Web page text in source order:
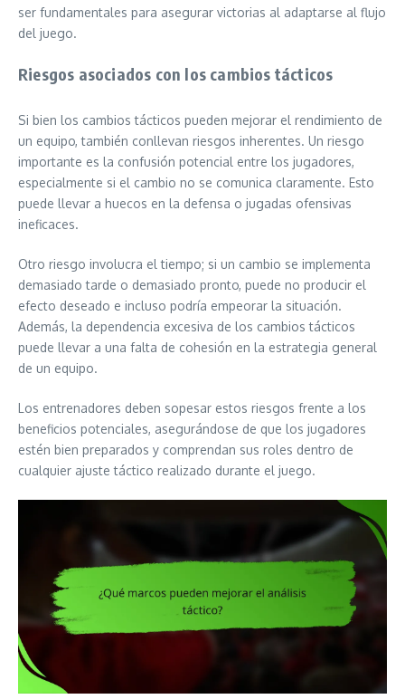
ser fundamentales para asegurar victorias al adaptarse al flujo
del juego.
Riesgos asociados con los cambios tácticos
Si bien los cambios tácticos pueden mejorar el rendimiento de
un equipo, también conllevan riesgos inherentes. Un riesgo
importante es la confusión potencial entre los jugadores,
especialmente si el cambio no se comunica claramente. Esto
puede llevar a huecos en la defensa o jugadas ofensivas
ineficaces.
Otro riesgo involucra el tiempo; si un cambio se implementa
demasiado tarde o demasiado pronto, puede no producir el
efecto deseado e incluso podría empeorar la situación.
Además, la dependencia excesiva de los cambios tácticos
puede llevar a una falta de cohesión en la estrategia general
de un equipo.
Los entrenadores deben sopesar estos riesgos frente a los
beneficios potenciales, asegurándose de que los jugadores
estén bien preparados y comprendan sus roles dentro de
cualquier ajuste táctico realizado durante el juego.